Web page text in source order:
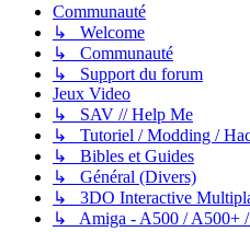
Communauté
↳ Welcome
↳ Communauté
↳ Support du forum
Jeux Video
↳ SAV // Help Me
↳ Tutoriel / Modding /
↳ Bibles et Guides
↳ Général (Divers)
↳ 3DO Interactive
↳ Amiga - A500 / A500+